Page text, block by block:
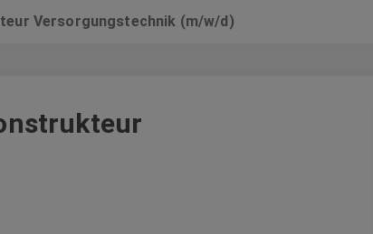
Versorgungstechnik (m/w/d)